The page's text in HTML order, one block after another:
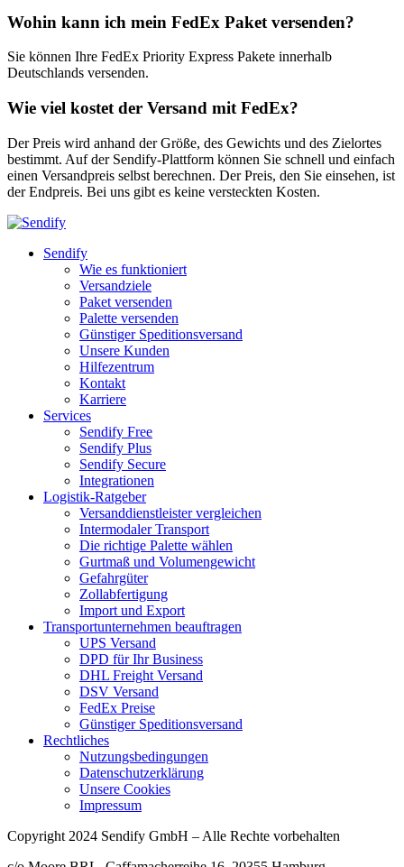
Wohin kann ich mein FedEx Paket versenden?
Sie können Ihre FedEx Priority Express Pakete innerhalb
Deutschlands versenden.
Wie viel kostet der Versand mit FedEx?
Der Preis wird anhand der Größe, des Gewichts und des Zielortes
bestimmt. Auf der Sendify-Plattform können Sie schnell und einfach
einen Versandpreis selbst berechnen. Der Preis, den Sie einsehen, ist
der Endpreis. Bei uns gibt es keine versteckten Kosten.
Sendify
Wie es funktioniert
Versandziele
Paket versenden
Palette versenden
Günstiger Speditionsversand
Unsere Kunden
Hilfezentrum
Kontakt
Karriere
Services
Sendify Free
Sendify Plus
Sendify Secure
Integrationen
Logistik-Ratgeber
Versanddienstleister vergleichen
Intermodaler Transport
Die richtige Palette wählen
Gurtmaß und Volumengewicht
Gefahrgüter
Zollabfertigung
Import und Export
Transportunternehmen beauftragen
UPS Versand
DPD für Ihr Business
DHL Freight Versand
DSV Versand
FedEx Preise
Günstiger Speditionsversand
Rechtliches
Nutzungsbedingungen
Datenschutzerklärung
Unsere Cookies
Impressum
Copyright 2024 Sendify GmbH – Alle Rechte vorbehalten